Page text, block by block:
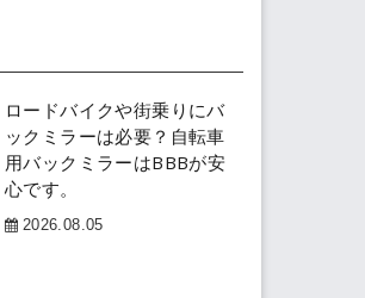
ロードバイクや街乗りにバ
ックミラーは必要？自転車
用バックミラーはBBBが安
心です。
2026.08.05